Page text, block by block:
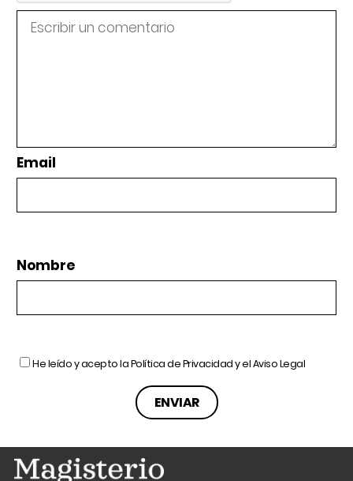
Email
Nombre
He leído y acepto laPolítica de Privacidady elAviso Legal